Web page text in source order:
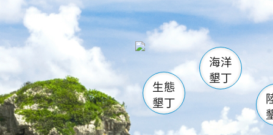
龜山 海生館
恆春
龍鑾潭自
瓊麻館
關山
白砂
生態
墾丁
海洋
墾丁